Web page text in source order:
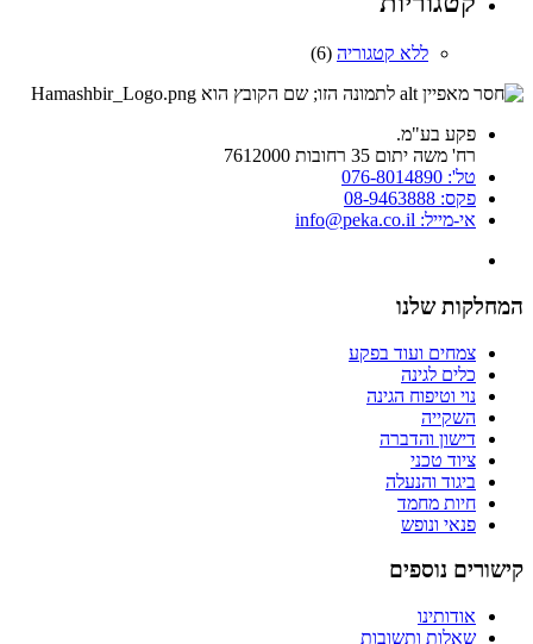
ללא קטגוריה (6)
פקע בע"מ.
רח' משה יתום 35 רחובות 7612000
טל': 076-8014890
פקס: 08-9463888
אי-מייל: info@peka.co.il
המחלקות שלנו
צמחים ועוד בפקע
כלים לגינה
נוי וטיפוח הגינה
השקייה
דישון והדברה
ציוד טכני
ביגוד והנעלה
חיות מחמד
פנאי ונופש
קישורים נוספים
אודותינו
שאלות ותשובות